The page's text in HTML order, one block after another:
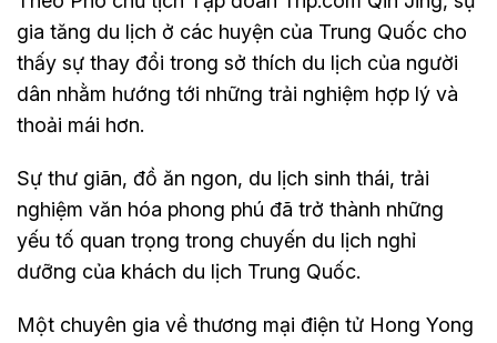
gia tăng du lịch ở các huyện của Trung Quốc cho
thấy sự thay đổi trong sở thích du lịch của người
dân nhằm hướng tới những trải nghiệm hợp lý và
thoải mái hơn.
Sự thư giãn, đồ ăn ngon, du lịch sinh thái, trải
nghiệm văn hóa phong phú đã trở thành những
yếu tố quan trọng trong chuyến du lịch nghỉ
dưỡng của khách du lịch Trung Quốc.
Một chuyên gia về thương mại điện tử Hong Yong